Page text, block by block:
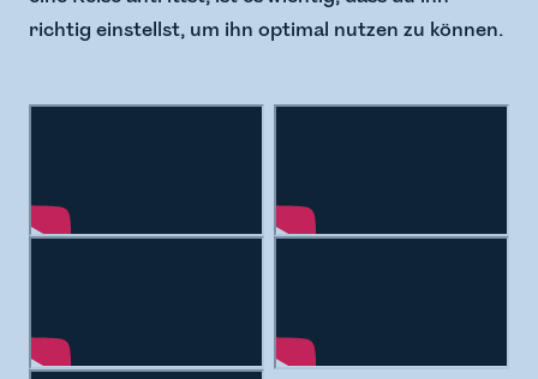
richtig einstellst, um ihn optimal nutzen zu können.